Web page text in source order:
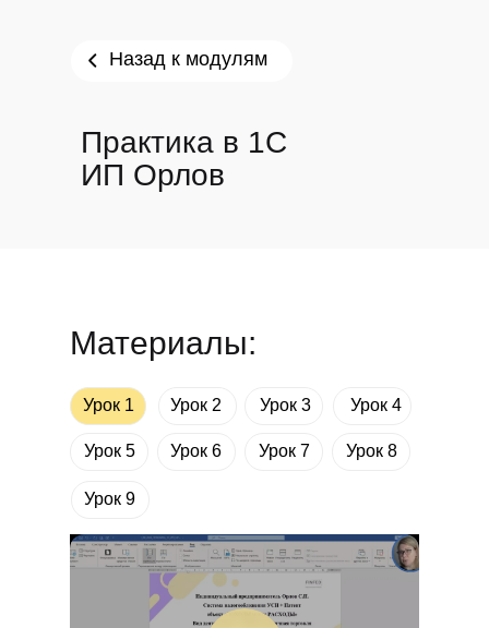
Практика в 1С
ИП Орлов
Назад к модулям
Материалы:
Урок 1 Урок 2 Урок 3 Урок 4
Урок 5 Урок 6 Урок 7 Урок 8
Урок 9